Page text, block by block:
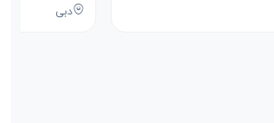
دبی